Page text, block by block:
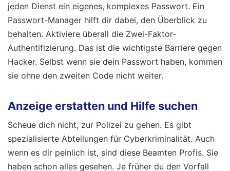
jeden Dienst ein eigenes, komplexes Passwort. Ein
Passwort-Manager hilft dir dabei, den Überblick zu
behalten. Aktiviere überall die Zwei-Faktor-
Authentifizierung. Das ist die wichtigste Barriere gegen
Hacker. Selbst wenn sie dein Passwort haben, kommen
sie ohne den zweiten Code nicht weiter.
Anzeige erstatten und Hilfe suchen
Scheue dich nicht, zur Polizei zu gehen. Es gibt
spezialisierte Abteilungen für Cyberkriminalität. Auch
wenn es dir peinlich ist, sind diese Beamten Profis. Sie
haben schon alles gesehen. Je früher du den Vorfall